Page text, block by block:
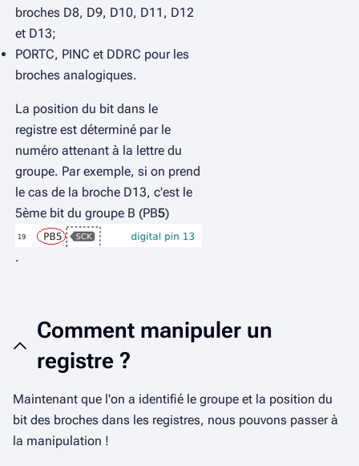
broches D8, D9, D10, D11, D12
et D13;
PORTC, PINC et DDRC pour les
broches analogiques.
La position du bit dans le
registre est déterminé par le
numéro attenant à la lettre du
groupe. Par exemple, si on prend
le cas de la broche D13, c'est le
5ème bit du groupe B (PB5)
.
Comment manipuler un
registre ?
Maintenant que l'on a identifié le groupe et la position du
bit des broches dans les registres, nous pouvons passer à
la manipulation !